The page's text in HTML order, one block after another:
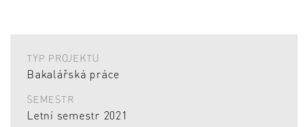
TYP PROJEKTU
Bakalářská práce
SEMESTR
Letní semestr 2021